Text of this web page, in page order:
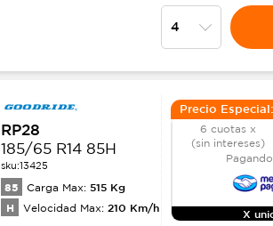
RP28
185/65 R14 85H
sku:13425
85 Carga Max: 515 Kg
H Velocidad Max: 210 Km/h
Precio Especial:
6 cuotas x
(sin intereses)
X